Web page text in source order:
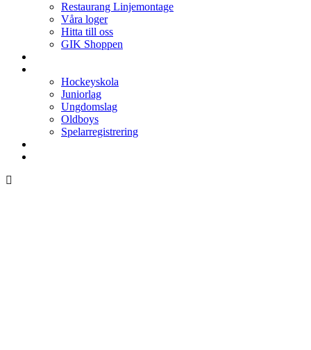
Restaurang Linjemontage
Våra loger
Hitta till oss
GIK Shoppen
Hockeyskola
Juniorlag
Ungdomslag
Oldboys
Spelarregistrering